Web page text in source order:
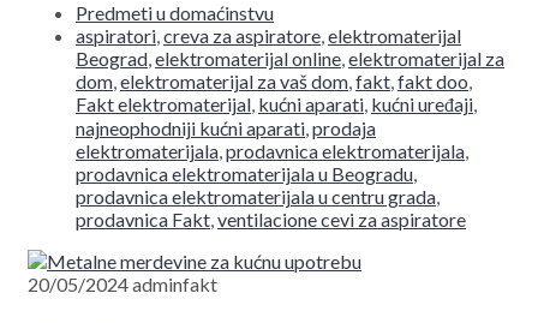
Predmeti u domaćinstvu
aspiratori,creva za aspiratore,elektromaterijal
Beograd,elektromaterijal online,elektromaterijal za
dom,elektromaterijal za vaš dom,fakt,fakt doo,
Fakt elektromaterijal, kućni aparati, kućni uređaji,
najneophodniji kućni aparati,prodaja
elektromaterijala,prodavnica elektromaterijala,
prodavnica elektromaterijala u Beogradu,
prodavnica elektromaterijala u centru grada,
prodavnica Fakt,ventilacione cevi za aspiratore
20/05/2024adminfakt